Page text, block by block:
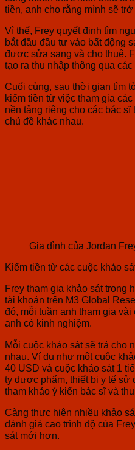
tiền, anh cho rằng mình sẽ
Vì thế, Frey quyết định tìm
bắt đầu đầu tư vào bất động
được sửa sang và cho thuê.
tạo ra thu nhập thông qua
Cuối cùng, sau thời gian tìm
kiếm tiền từ việc tham gia
nền tảng riêng cho các bác
chủ đề khác nhau.
Gia đình của Jordan
Kiếm tiền từ các cuộc khảo
Frey tham gia khảo sát trong
tài khoản trên M3 Global
đó, mỗi tuần anh tham gia
anh có kinh nghiệm.
Mỗi cuộc khảo sát sẽ trả cho
nhau. Ví dụ như một cuộc
40 USD và cuộc khảo sát 1
ty dược phẩm, thiết bị y tế sử
tham khảo ý kiến bác sĩ và
Càng thực hiện nhiều khảo
đánh giá cao trình độ của
sát mới hơn.